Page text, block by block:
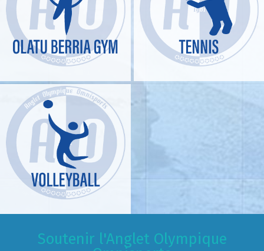
Soutenir l'Anglet Olympique